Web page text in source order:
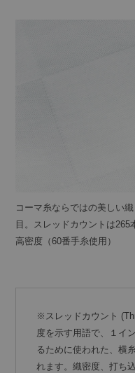
コーマ糸ならではの美しい織
目。スレッドカウントは265
高密度（60番手糸使用）
※スレッドカウント
度を示す用語で、１イ
るために使われた、横
れます。織密度、打ち